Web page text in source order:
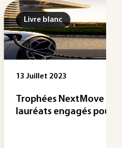
2023 : des
pour ...